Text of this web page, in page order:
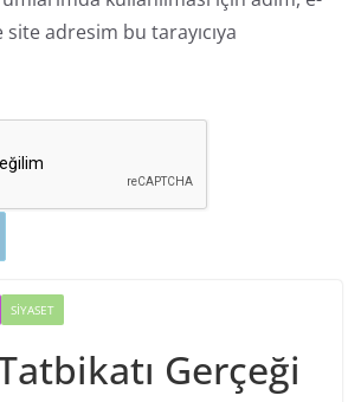
adresim bu tarayıcıya
SIYASET
Gerçeği